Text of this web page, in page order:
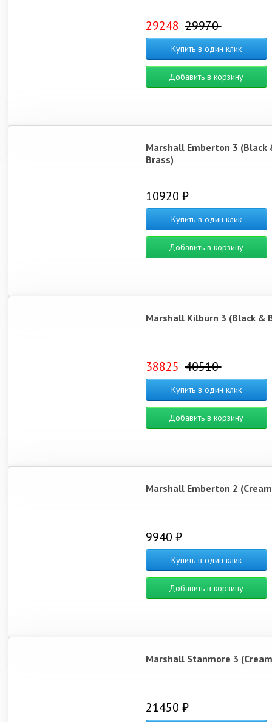
29248 29970
Купить в один клик
Добавить в корзину
Marshall Emberton 3 (Black
Brass)
10920 ₽
Купить в один клик
Добавить в корзину
Marshall Kilburn 3 (Black &
38825 40510
Купить в один клик
Добавить в корзину
Marshall Emberton 2
9940 ₽
Купить в один клик
Добавить в корзину
Marshall Stanmore 3
21450 ₽